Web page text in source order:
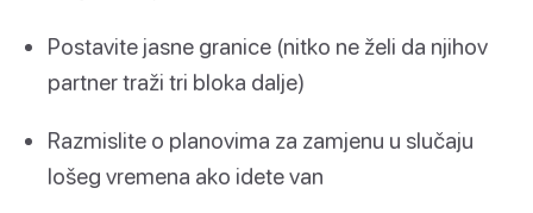
Postavite jasne granice (nitko ne želi da njihov
partner traži tri bloka dalje)
Razmislite o planovima za zamjenu u slučaju
lošeg vremena ako idete van